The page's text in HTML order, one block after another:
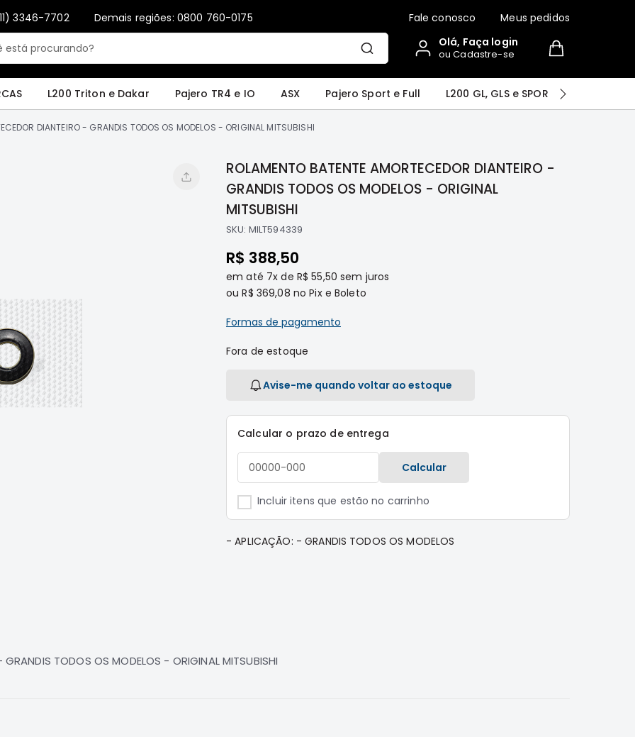
3346-7702 Demais regiões: 0800 760-0175 Fale conosco Meus pedidos
Olá, Faça login
ou Cadastre-se
L200 Triton e Dakar Pajero TR4 e IO ASX Pajero Sport e Full L200 GL, GLS e SPORT
DIANTEIRO - GRANDIS TODOS OS MODELOS - ORIGINAL MITSUBISHI
ROLAMENTO BATENTE AMORTECEDOR DIANTEIRO -
GRANDIS TODOS OS MODELOS - ORIGINAL
MITSUBISHI
SKU: MILT594339
R$ 388,50
em até 7x de R$ 55,50 sem juros
ouR$ 369,08 no Pix e Boleto
Formas de pagamento
Fora de estoque
Avise-me quando voltar ao estoque
Calcular o prazo de entrega
Calcular
Incluir itens que estão no carrinho
- APLICAÇÃO: - GRANDIS TODOS OS MODELOS
TODOS OS MODELOS - ORIGINAL MITSUBISHI
Only registered users can write reviews. PleaseSign inor